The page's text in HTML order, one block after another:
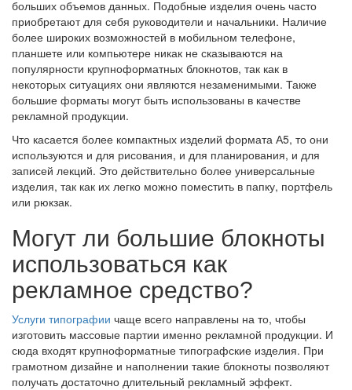
больших объемов данных. Подобные изделия очень часто
приобретают для себя руководители и начальники. Наличие
более широких возможностей в мобильном телефоне,
планшете или компьютере никак не сказываются на
популярности крупноформатных блокнотов, так как в
некоторых ситуациях они являются незаменимыми. Также
большие форматы могут быть использованы в качестве
рекламной продукции.
Что касается более компактных изделий формата А5, то они
используются и для рисования, и для планирования, и для
записей лекций. Это действительно более универсальные
изделия, так как их легко можно поместить в папку, портфель
или рюкзак.
Могут ли большие блокноты
использоваться как
рекламное средство?
Услуги типографии чаще всего направлены на то, чтобы
изготовить массовые партии именно рекламной продукции. И
сюда входят крупноформатные типографские изделия. При
грамотном дизайне и наполнении такие блокноты позволяют
получать достаточно длительный рекламный эффект.